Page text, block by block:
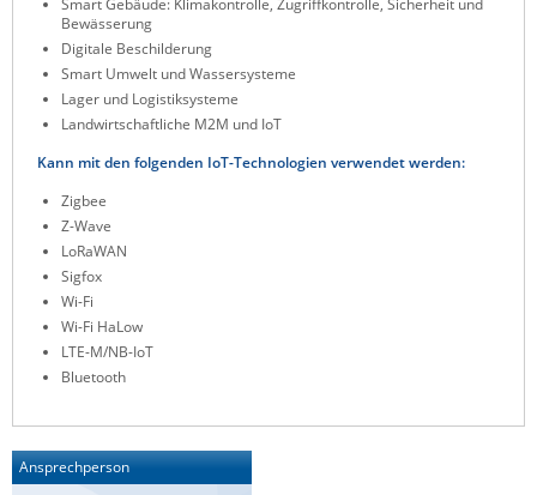
Westermo
Yuasa
ZPE Systems
News zu unseren Herstellern
Bewässerung
Digitale Beschilderung
Smart Umwelt und Wassersysteme
Lager und Logistiksysteme
Landwirtschaftliche M2M und IoT
Kann mit den folgenden IoT-Technologien verwendet werden:
Zigbee
Z-Wave
LoRaWAN
Sigfox
Wi-Fi
Wi-Fi HaLow
LTE-M/NB-IoT
Bluetooth
Ansprechperson